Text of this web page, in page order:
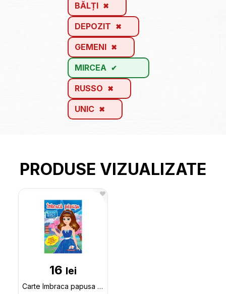
BĂLȚI
DEPOZIT
GEMENI
MIRCEA
RUSSO
UNIC
PRODUSE VIZUALIZATE
16 lei
Carte Imbraca papusa +autocolante CN9789669476xxx